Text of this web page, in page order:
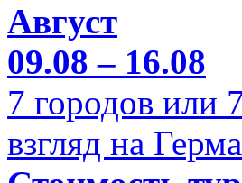
Август
09.08 – 16.08
7 городов
взгляд на